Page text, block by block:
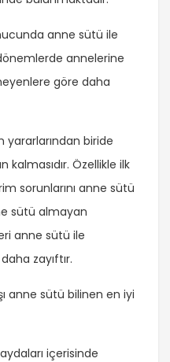
anne sütü ile
annelerine
göre daha
biride
kalmasıdır. Özellikle ilk
sorunlarını anne sütü
sütü almayan
anne sütü ile
zayıftır.
anne sütü bilinen en iyi
içerisinde